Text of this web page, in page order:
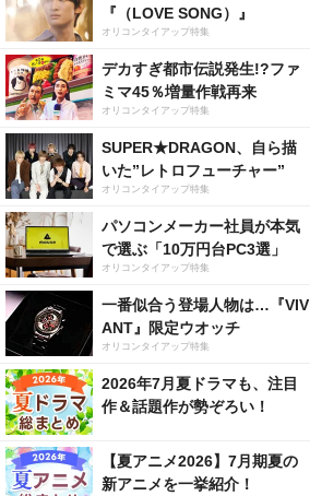
『（LOVE SONG）』
オリコンタイアップ特集
デカすぎ都市伝説発生!?ファ
ミマ45％増量作戦再来
オリコンタイアップ特集
SUPER★DRAGON、自ら描
いた”レトロフューチャー”
オリコンタイアップ特集
パソコンメーカー社員が本気
で選ぶ「10万円台PC3選」
オリコンタイアップ特集
一番似合う登場人物は…『VIV
ANT』限定ウオッチ
オリコンタイアップ特集
2026年7月夏ドラマも、注目
作＆話題作が勢ぞろい！
【夏アニメ2026】7月期夏の
新アニメを一挙紹介！